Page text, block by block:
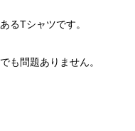
るTシャツです。
も問題ありません。